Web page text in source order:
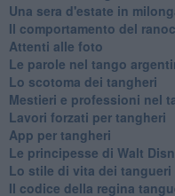
Una sera d'estate in
Il comportamento del
Attenti alle foto
Le parole nel tango
Lo scotoma dei tangheri
Mestieri e professioni nel
Lavori forzati per tangheri
App per tangheri
Le principesse di Walt
Lo stile di vita dei tangueri
Il codice della regina